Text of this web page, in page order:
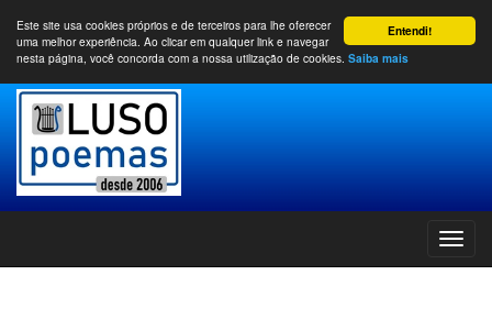
Entendi!
Este site usa cookies próprios e de terceiros para lhe oferecer
uma melhor experiência. Ao clicar em qualquer link e navegar
nesta página, você concorda com a nossa utilização de cookies. Saiba mais